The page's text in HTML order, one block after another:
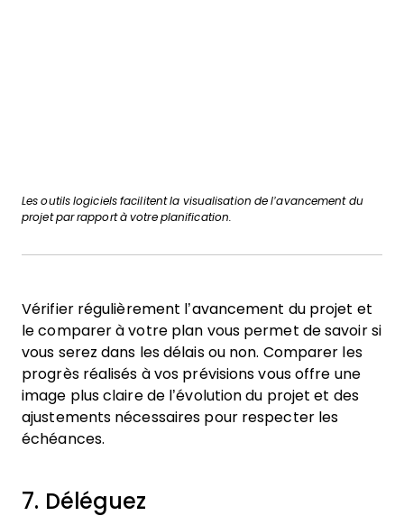
Les outils logiciels facilitent la visualisation de l’avancement du
projet par rapport à votre planification.
Vérifier régulièrement l’avancement du projet et
le comparer à votre plan vous permet de savoir si
vous serez dans les délais ou non. Comparer les
progrès réalisés à vos prévisions vous offre une
image plus claire de l’évolution du projet et des
ajustements nécessaires pour respecter les
échéances.
7. Déléguez